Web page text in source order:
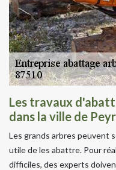
Les travaux
dans la ville de
Les grands arbres peuvent
utile de les abattre. Pour
difficiles, des experts